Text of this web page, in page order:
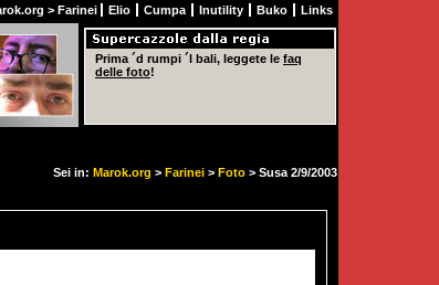
Sei in: Marok.org > Farinei > Foto > Susa 2/9/2003
> Farinei Elio Cumpa Inutility Buko Links
Prima ´d rumpi ´l bali, leggete le faq
delle foto!